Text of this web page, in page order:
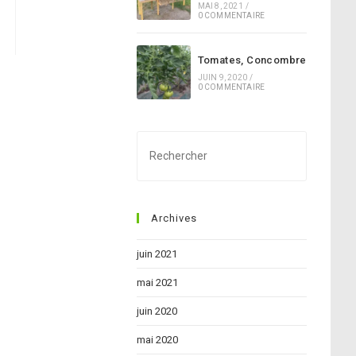
page suivante
MAI 8, 2021
/
0 COMMENTAIRE
Tomates, Concombre
JUIN 9, 2020 /
0 COMMENTAIRE
Archives
juin 2021
mai 2021
juin 2020
mai 2020